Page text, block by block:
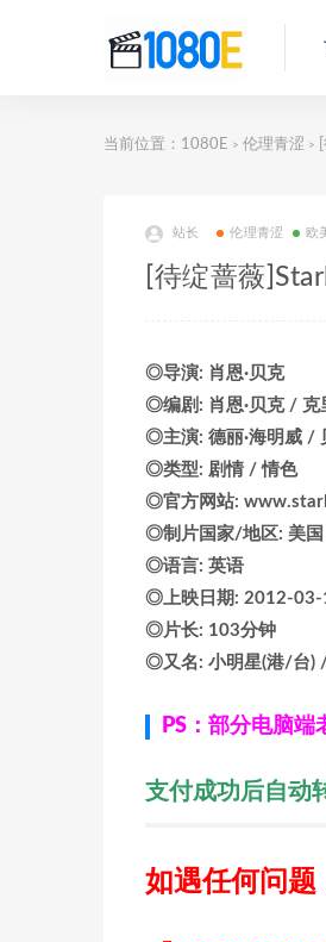
当前位置： 1080E > 伦理青涩 >
站长 伦理青涩 欧
[待绽蔷薇
◎导演: 肖恩·贝克
◎编剧: 肖恩·贝克 / 克
◎主演: 德丽·海明威 /
◎类型: 剧情 / 情色
◎官方网站:
◎制片国家/地区: 美国
◎语言: 英语
◎上映日期: 2012-03-
◎片长: 103分钟
◎又名: 小明星(港/台)
PS：部分电脑
支付成功后自动
如遇任何问题